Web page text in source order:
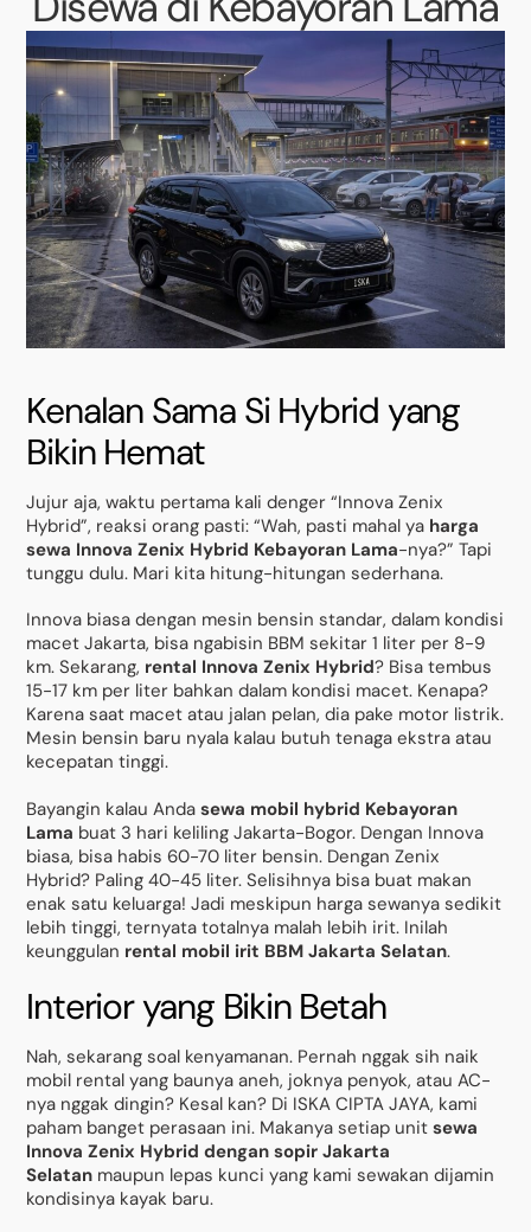
Kenalan Sama Si Hybrid yang
Bikin Hemat
Jujur aja, waktu pertama kali denger “Innova Zenix
Hybrid”, reaksi orang pasti: “Wah, pasti mahal ya harga
sewa Innova Zenix Hybrid Kebayoran Lama-nya?” Tapi
tunggu dulu. Mari kita hitung-hitungan sederhana.
Innova biasa dengan mesin bensin standar, dalam kondisi
macet Jakarta, bisa ngabisin BBM sekitar 1 liter per 8-9
km. Sekarang, rental Innova Zenix Hybrid? Bisa tembus
15-17 km per liter bahkan dalam kondisi macet. Kenapa?
Karena saat macet atau jalan pelan, dia pake motor listrik.
Mesin bensin baru nyala kalau butuh tenaga ekstra atau
kecepatan tinggi.
Bayangin kalau Andasewa mobil hybrid Kebayoran
Lama buat 3 hari keliling Jakarta-Bogor. Dengan Innova
biasa, bisa habis 60-70 liter bensin. Dengan Zenix
Hybrid? Paling 40-45 liter. Selisihnya bisa buat makan
enak satu keluarga! Jadi meskipun harga sewanya sedikit
lebih tinggi, ternyata totalnya malah lebih irit. Inilah
keunggulan rental mobil irit BBM Jakarta Selatan.
Interior yang Bikin Betah
Nah, sekarang soal kenyamanan. Pernah nggak sih naik
mobil rental yang baunya aneh, joknya penyok, atau AC-
nya nggak dingin? Kesal kan? Di ISKA CIPTA JAYA, kami
paham banget perasaan ini. Makanya setiap unitsewa
Innova Zenix Hybrid dengan sopir Jakarta
Selatan maupun lepas kunci yang kami sewakan dijamin
kondisinya kayak baru.